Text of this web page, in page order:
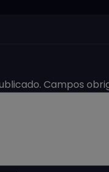
Campos